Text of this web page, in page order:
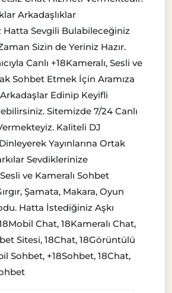
Arkadaşlıklar
Hatta Sevgili Bulabileceğiniz
Sizin de Yeriniz Hazır.
Canlı +18Kameralı, Sesli ve
Sohbet Etmek İçin Aramıza
Edinip Keyifli
Sitemizde 7/24 Canlı
Kaliteli DJ
Dinleyerek Yayınlarına Ortak
Sevdiklerinize
ve Kameralı Sohbet
Şamata, Makara, Oyun
Hatta İstediğiniz Aşkı
Chat, 18Kameralı Chat,
Sitesi, 18Chat, 18Görüntülü
Sohbet, +18Sohbet, 18Chat,